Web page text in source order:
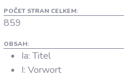
POČET STRAN CELKEM:
859
OBSAH:
Ia: Titel
I: Vorwort